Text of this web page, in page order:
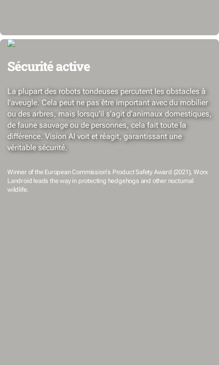
Sécurité active
La plupart des robots tondeuses percutent les obstacles à
l’aveugle. Cela peut ne pas être important avec du mobilier
ou des arbres, mais lorsqu’il s’agit d’animaux domestiques,
de faune sauvage ou de personnes, cela fait toute la
différence. Vision AI voit et réagit, garantissant une
véritable sécurité.
Winner of the European Commission's Product Safety Award (2021), Worx
Landroid leads the way in protecting hedgehogs and other nocturnal
wildlife.